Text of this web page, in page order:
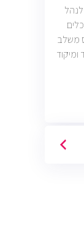
משלב
ומיקוד